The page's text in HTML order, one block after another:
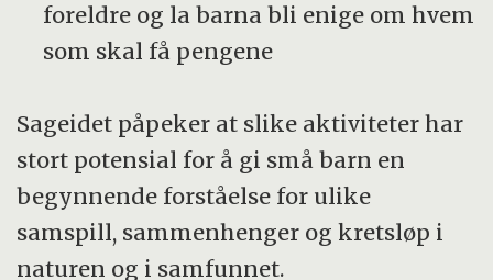
foreldre og la barna bli enige om hvem
som skal få pengene
Sageidet påpeker at slike aktiviteter har
stort potensial for å gi små barn en
begynnende forståelse for ulike
samspill, sammenhenger og kretsløp i
naturen og i samfunnet.